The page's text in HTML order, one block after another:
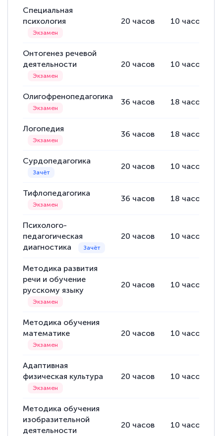
Специальная
психология
20 часов 10 часов
Онтогенез речевой
деятельности
20 часов 10 часов
Олигофренопедагогика
36 часов 18 часов
Логопедия
36 часов 18 часов
Сурдопедагогика
20 часов 10 часов
Тифлопедагогика
36 часов 18 часов
Психолого-
педагогическая
диагностика
20 часов 10 часов
Методика развития
речи и обучение
русскому языку
20 часов 10 часов
Методика обучения
математике
20 часов 10 часов
Адаптивная
физическая культура
20 часов 10 часов
Методика обучения
изобразительной
деятельности
20 часов 10 часов